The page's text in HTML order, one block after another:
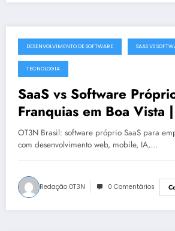
julho 19, 2025
DESENVOLVIMENTO DE SOFTWARE SAAS VS
TECNOLOGIA
SaaS vs Software
Franquias em Boa Vista
Brasil – Guia 1481
OT3N Brasil: software próprio SaaS para
com desenvolvimento web, mobile, IA,…
Redação OT3N 0 Comentários